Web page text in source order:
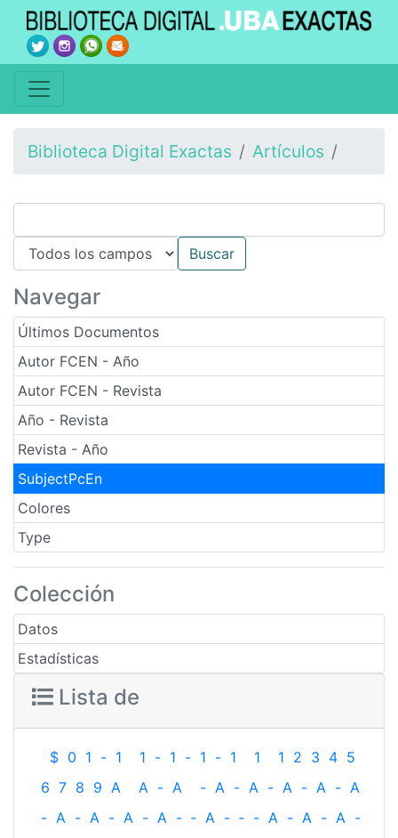
Biblioteca Digital Exactas Artículos
Navegar
Últimos Documentos
Autor FCEN - Año
Autor FCEN - Revista
Año - Revista
Revista - Año
SubjectPcEn
Colores
Type
Colección
Datos
Estadísticas
Lista de
$ 0 1 - 1 1 - 1 - 1 - 1 1 1 2 3 4 5
6 7 8 9 A A - A - A - A - A - A - A
- A - A - A - A - ‐ A - ‐ - A - A - A -